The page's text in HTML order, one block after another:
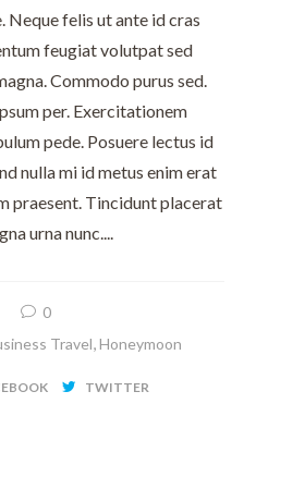
Neque felis ut ante id cras
feugiat volutpat sed
Commodo purus sed.
per. Exercitationem
pede. Posuere lectus id
nulla mi id metus enim erat
praesent. Tincidunt placerat
urna nunc....
0
Travel,Honeymoon
TWITTER